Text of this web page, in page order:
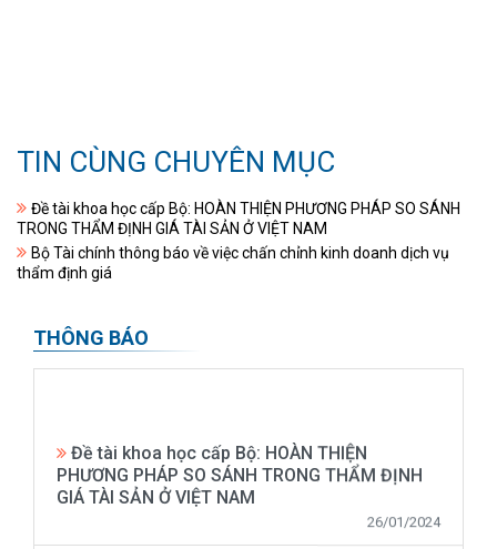
TIN CÙNG CHUYÊN MỤC
Đề tài khoa học cấp Bộ: HOÀN THIỆN PHƯƠNG PHÁP SO SÁNH
TRONG THẨM ĐỊNH GIÁ TÀI SẢN Ở VIỆT NAM
Bộ Tài chính thông báo về việc chấn chỉnh kinh doanh dịch vụ
thẩm định giá
THÔNG BÁO
Đề tài khoa học cấp Bộ: HOÀN THIỆN
PHƯƠNG PHÁP SO SÁNH TRONG THẨM ĐỊNH
GIÁ TÀI SẢN Ở VIỆT NAM
26/01/2024